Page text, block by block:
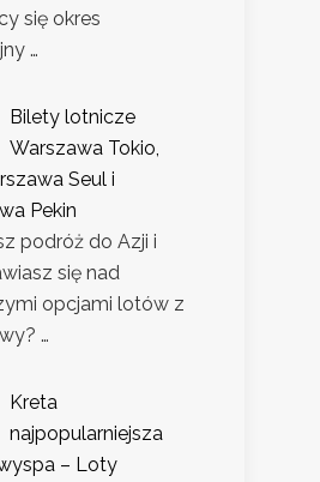
się okres
…
Bilety lotnicze
Warszawa Tokio,
Seul i
Pekin
podróż do Azji i
się nad
opcjami lotów z
…
Kreta
najpopularniejsza
– Loty